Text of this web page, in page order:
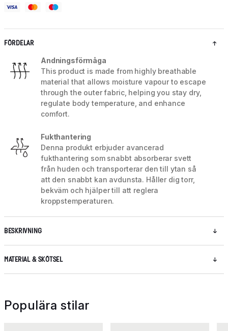
FÖRDELAR
Andningsförmåga
This product is made from highly breathable
material that allows moisture vapour to escape
through the outer fabric, helping you stay dry,
regulate body temperature, and enhance
comfort.
Fukthantering
Denna produkt erbjuder avancerad
fukthantering som snabbt absorberar svett
från huden och transporterar den till ytan så
att den snabbt kan avdunsta. Håller dig torr,
bekväm och hjälper till att reglera
kroppstemperaturen.
BESKRIVNING
MATERIAL & SKÖTSEL
Populära stilar